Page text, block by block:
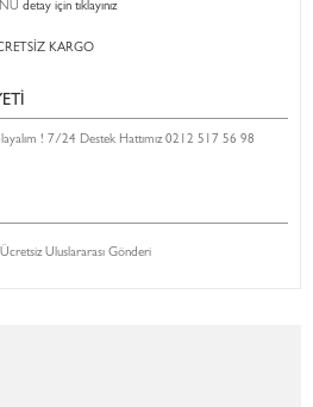
detay için tıklayınız
KARGO
! 7/24 Destek Hattımız 0212 517 56 98
Uluslararası Gönderi